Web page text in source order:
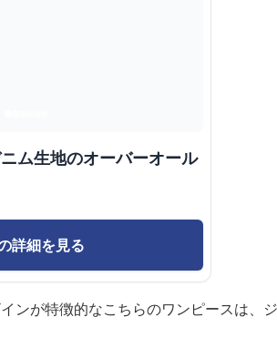
ム生地のオーバーオール
詳細を見る
ンが特徴的なこちらのワンピースは、